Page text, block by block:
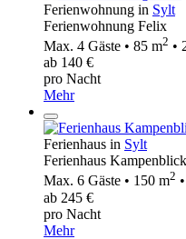
Ferienwohnung in Sylt
Ferienwohnung Felix
Max. 4 Gäste • 85 m2 •
ab 140 €
pro Nacht
Mehr
Ferienhaus in Sylt
Ferienhaus Kampenblick
Max. 6 Gäste • 150 m2
ab 245 €
pro Nacht
Mehr